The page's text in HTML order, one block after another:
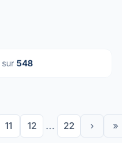
sur 548
11 12 ... 22 › »